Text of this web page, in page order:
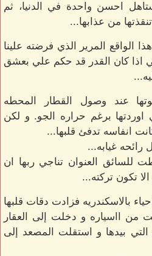
احسن واحدة في الدنيا، ثم
من عذابها...
الواقع المرير الذي فرضته علينا
اذا كان القدر قد حكم علي بعشق
عند وصول القطار المحطه
برغم حراره الجو. و لكن
انفاسه تدفئ قلبها...
غيابه...
للسائق العنوان تناجي ربها ان
تكون تركته...
بالاسكندريه فزادت دقات قلبها
من ااسياره و دخلت إلى العقار
التي بيدها و استقلت المصعد إلى